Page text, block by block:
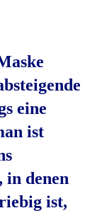
eine
ist
in denen
ist,